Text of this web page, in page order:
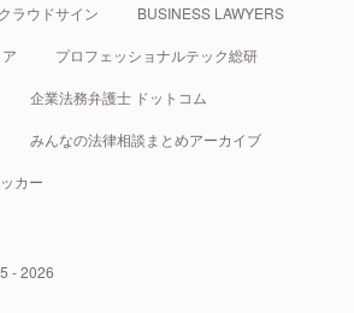
クラウドサイン BUSINESS LAWYERS
プロフェッショナルテック総研
企業法務弁護士 ドットコム
みんなの法律相談まとめアーカイブ
カー
- 2026